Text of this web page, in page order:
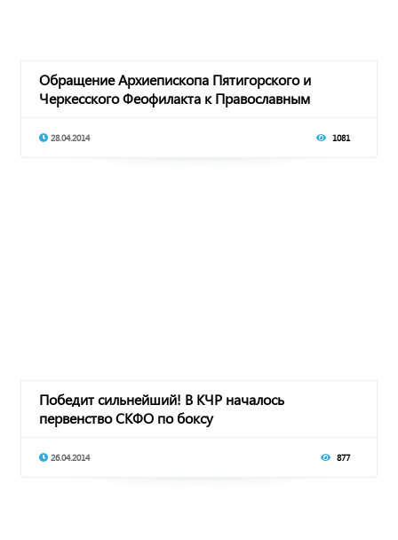
Обращение Архиепископа Пятигорского и
Черкесского Феофилакта к Православным
28.04.2014 1081
Победит сильнейший! В КЧР началось
первенство СКФО по боксу
26.04.2014 877